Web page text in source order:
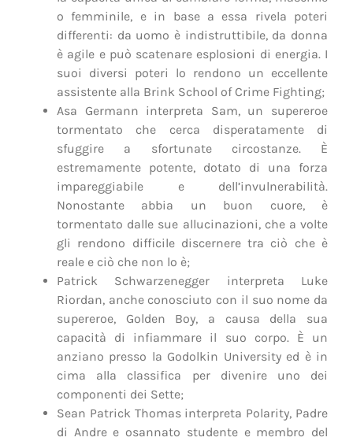
o femminile, e in base a essa rivela poteri
differenti: da uomo è indistruttibile, da donna
è agile e può scatenare esplosioni di energia. I
suoi diversi poteri lo rendono un eccellente
assistente alla Brink School of Crime Fighting;
Asa Germann interpreta Sam, un supereroe
tormentato che cerca disperatamente di
sfuggire a sfortunate circostanze. È
estremamente potente, dotato di una forza
impareggiabile e dell’invulnerabilità.
Nonostante abbia un buon cuore, è
tormentato dalle sue allucinazioni, che a volte
gli rendono difficile discernere tra ciò che è
reale e ciò che non lo è;
Patrick Schwarzenegger interpreta Luke
Riordan, anche conosciuto con il suo nome da
supereroe, Golden Boy, a causa della sua
capacità di infiammare il suo corpo. È un
anziano presso la Godolkin University ed è in
cima alla classifica per divenire uno dei
componenti dei Sette;
Sean Patrick Thomas interpreta Polarity, Padre
di Andre e osannato studente e membro del